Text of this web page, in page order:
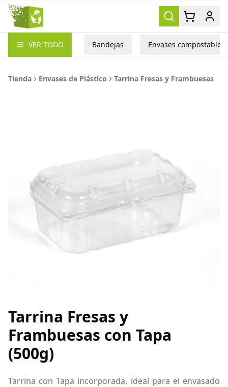
Packea
VER TODO Bandejas Envases compostables
Tienda Envases de Plástico Tarrina Fresas y Frambuesas
Tarrina Fresas y
Frambuesas con Tapa
(500g)
Tarrina con Tapa incorporada, ideal para el envasado